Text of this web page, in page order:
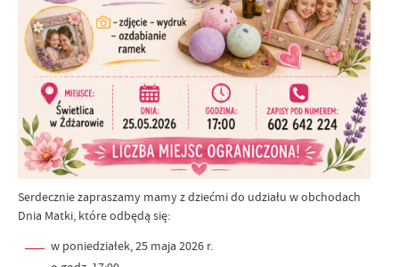
Serdecznie zapraszamy mamy z dziećmi do udziału w obchodach
Dnia Matki, które odbędą się:
w poniedziałek, 25 maja 2026 r.